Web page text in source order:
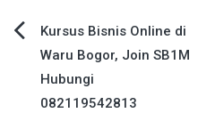
Post
navigation
Kursus Bisnis Online di
Waru Bogor, Join SB1M
Hubungi
082119542813